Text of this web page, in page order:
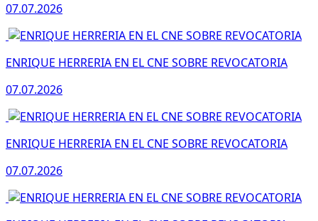
07.07.2026
ENRIQUE HERRERIA EN EL CNE SOBRE REVOCATORIA
07.07.2026
ENRIQUE HERRERIA EN EL CNE SOBRE REVOCATORIA
07.07.2026